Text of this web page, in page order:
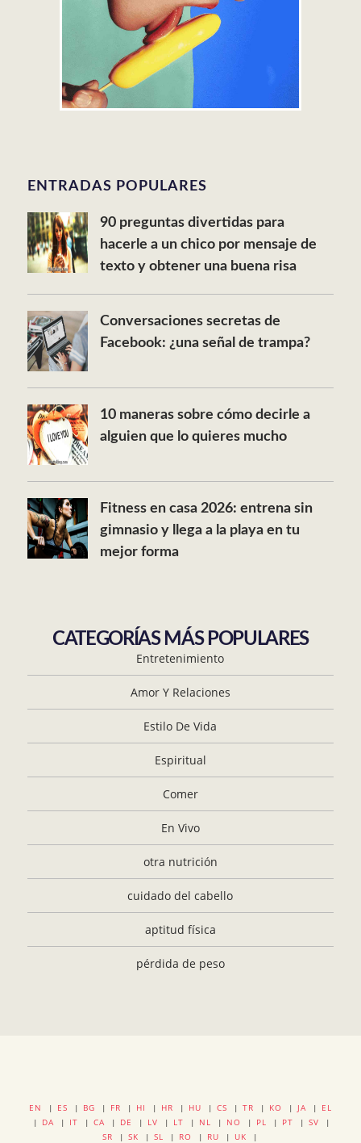
ENTRADAS POPULARES
90 preguntas divertidas para
hacerle a un chico por mensaje de
texto y obtener una buena risa
Conversaciones secretas de
Facebook: ¿una señal de trampa?
10 maneras sobre cómo decirle a
alguien que lo quieres mucho
Fitness en casa 2026: entrena sin
gimnasio y llega a la playa en tu
mejor forma
CATEGORÍAS MÁS POPULARES
Entretenimiento
Amor Y Relaciones
Estilo De Vida
Espiritual
Comer
En Vivo
otra nutrición
cuidado del cabello
aptitud física
pérdida de peso
EN | ES | BG | FR | HI | HR | HU | CS | TR | KO | JA | EL
| DA | IT | CA | DE | LV | LT | NL | NO | PL | PT | SV |
SR | SK | SL | RO | RU | UK |